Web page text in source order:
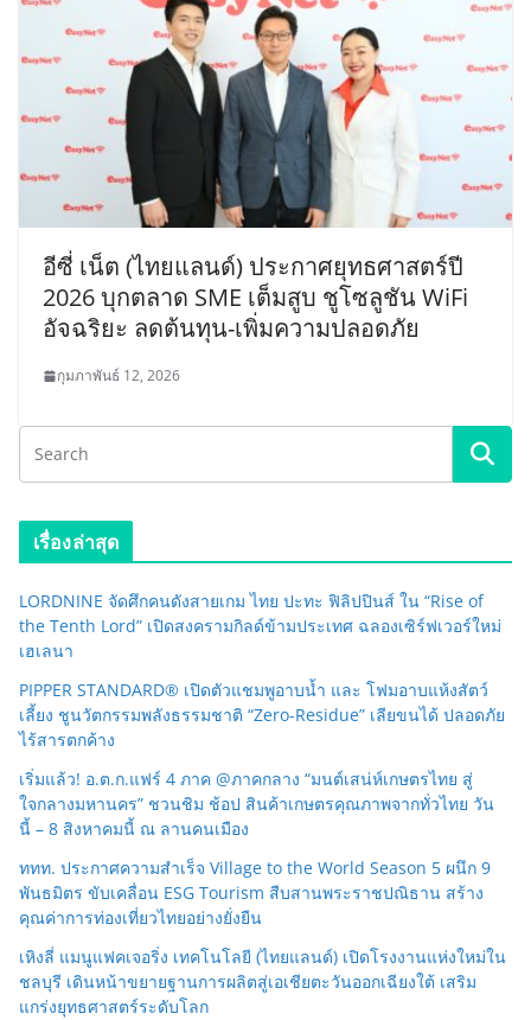
อีซี่ เน็ต (ไทยแลนด์) ประกาศยุทธศาสตร์ปี
2026 บุกตลาด SME เต็มสูบ ชูโซลูชัน WiFi
อัจฉริยะ ลดต้นทุน-เพิ่มความปลอดภัย
กุมภาพันธ์ 12, 2026
เรื่องล่าสุด
LORDNINE จัดศึกคนดังสายเกม ไทย ปะทะ ฟิลิปปินส์ ใน “Rise of
the Tenth Lord” เปิดสงครามกิลด์ข้ามประเทศ ฉลองเซิร์ฟเวอร์ใหม่
เฮเลนา
PIPPER STANDARD® เปิดตัวแชมพูอาบน้ำ และ โฟมอาบแห้งสัตว์
เลี้ยง ชูนวัตกรรมพลังธรรมชาติ “Zero-Residue” เลียขนได้ ปลอดภัย
ไร้สารตกค้าง
เริ่มแล้ว! อ.ต.ก.แฟร์ 4 ภาค @ภาคกลาง “มนต์เสน่ห์เกษตรไทย สู่
ใจกลางมหานคร” ชวนชิม ช้อป สินค้าเกษตรคุณภาพจากทั่วไทย วัน
นี้ – 8 สิงหาคมนี้ ณ ลานคนเมือง
ททท. ประกาศความสำเร็จ Village to the World Season 5 ผนึก 9
พันธมิตร ขับเคลื่อน ESG Tourism สืบสานพระราชปณิธาน สร้าง
คุณค่าการท่องเที่ยวไทยอย่างยั่งยืน
เหิงลี่ แมนูแฟคเจอริ่ง เทคโนโลยี (ไทยแลนด์) เปิดโรงงานแห่งใหม่ใน
ชลบุรี เดินหน้าขยายฐานการผลิตสู่เอเชียตะวันออกเฉียงใต้ เสริม
แกร่งยุทธศาสตร์ระดับโลก